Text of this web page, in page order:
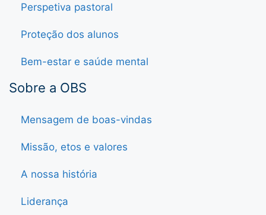
Perspetiva pastoral
Proteção dos alunos
Bem-estar e saúde mental
Sobre a OBS
Mensagem de boas-vindas
Missão, etos e valores
A nossa história
Liderança